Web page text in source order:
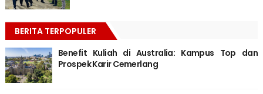
BERITA TERPOPULER
Benefit Kuliah di Australia: Kampus Top dan
Prospek Karir Cemerlang